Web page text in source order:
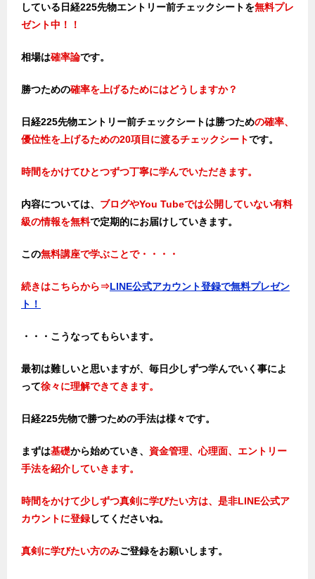
している日経225先物エントリー前チェックシートを無料プレ
ゼント中！！
相場は確率論です。
勝つための確率を上げるためにはどうしますか？
日経225先物エントリー前チェックシートは勝つための確率、
優位性を上げるための20項目に渡るチェックシートです。
時間をかけてひとつずつ丁寧に学んでいただきます。
内容については、 ブログやYou Tubeでは公開していない有料
級の情報を無料で定期的にお届けしていきます。
この無料講座で学ぶことで・・・・
続きはこちらから⇒LINE公式アカウント登録で無料プレゼン
ト！
・・・こうなってもらいます。
最初は難しいと思いますが、毎日少しずつ学んでいく事によ
って徐々に理解できてきます。
日経225先物で勝つための手法は様々です。
まずは基礎から始めていき、 資金管理、心理面、エントリー
手法を紹介していきます。
時間をかけて少しずつ真剣に学びたい方は、是非LINE公式ア
カウントに登録してくださいね。
真剣に学びたい方のみご登録をお願いします。